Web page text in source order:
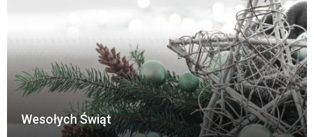
Wesołych Świąt